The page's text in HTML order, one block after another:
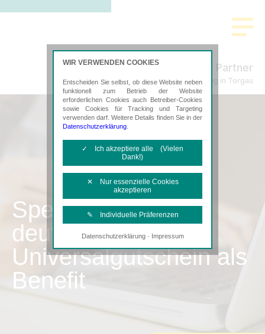
Freund & Partner
Steuerberatung in Torgau
SpenditCard –
deutschlandweiter
Universalgutschein als
Benefit
WIR VERWENDEN COOKIES
Entscheiden Sie selbst, ob diese Website neben
funktionell zum Betrieb der Website
erforderlichen Cookies auch Betreiber-Cookies
sowie Cookies für Tracking und Targeting
verwenden darf. Weitere Details finden Sie in der
Datenschutzerklärung
✓ Ich akzeptiere alle (Vielen
Dank!)
✕ Nur essenzielle Cookies
akzeptieren
✎ Individuelle Präferenzen
Notwendige Cookies
Diese Cookies sind erforderlich, um die
grundlegende Funktionalität der Website
zu sichern.
Datenschutzerklärung· Impressum